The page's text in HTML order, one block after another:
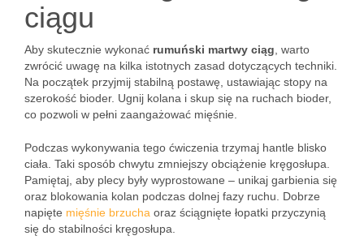
ciągu
Aby skutecznie wykonać rumuński martwy ciąg , warto
zwrócić uwagę na kilka istotnych zasad dotyczących techniki.
Na początek przyjmij stabilną postawę, ustawiając stopy na
szerokość bioder. Ugnij kolana i skup się na ruchach bioder,
co pozwoli w pełni zaangażować mięśnie.
Podczas wykonywania tego ćwiczenia trzymaj hantle blisko
ciała. Taki sposób chwytu zmniejszy obciążenie kręgosłupa.
Pamiętaj, aby plecy były wyprostowane – unikaj garbienia się
oraz blokowania kolan podczas dolnej fazy ruchu. Dobrze
napięte mięśnie brzucha oraz ściągnięte łopatki przyczynią
się do stabilności kręgosłupa.